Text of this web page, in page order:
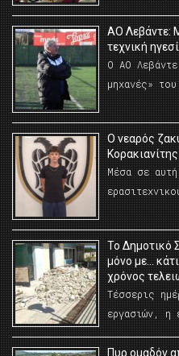
ΑΟ Λεβάντε:
τεχνική
Ο ΑΟ
μηχανές»
O νεαρός
Μέσα σε
Το Δημοτικό
μόνο με…
χρόνος
Τέσσερις
εργασιών, η
Πυρ ομαδόν